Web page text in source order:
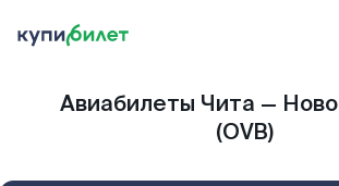
Авиабилеты Чита —
(OVB)